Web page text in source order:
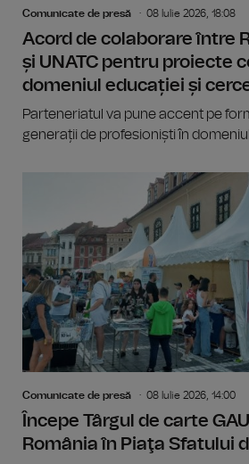
Comunicate de presă 08 Iulie 2026, 18:08
Acord de colaborare între
și UNATC pentru proiecte
domeniul educației și
Parteneriatul va pune accent pe
generații de profesioniști în
Comunicate de presă 08 Iulie 2026, 14:00
Începe Târgul de carte
România în Piaţa Sfatului